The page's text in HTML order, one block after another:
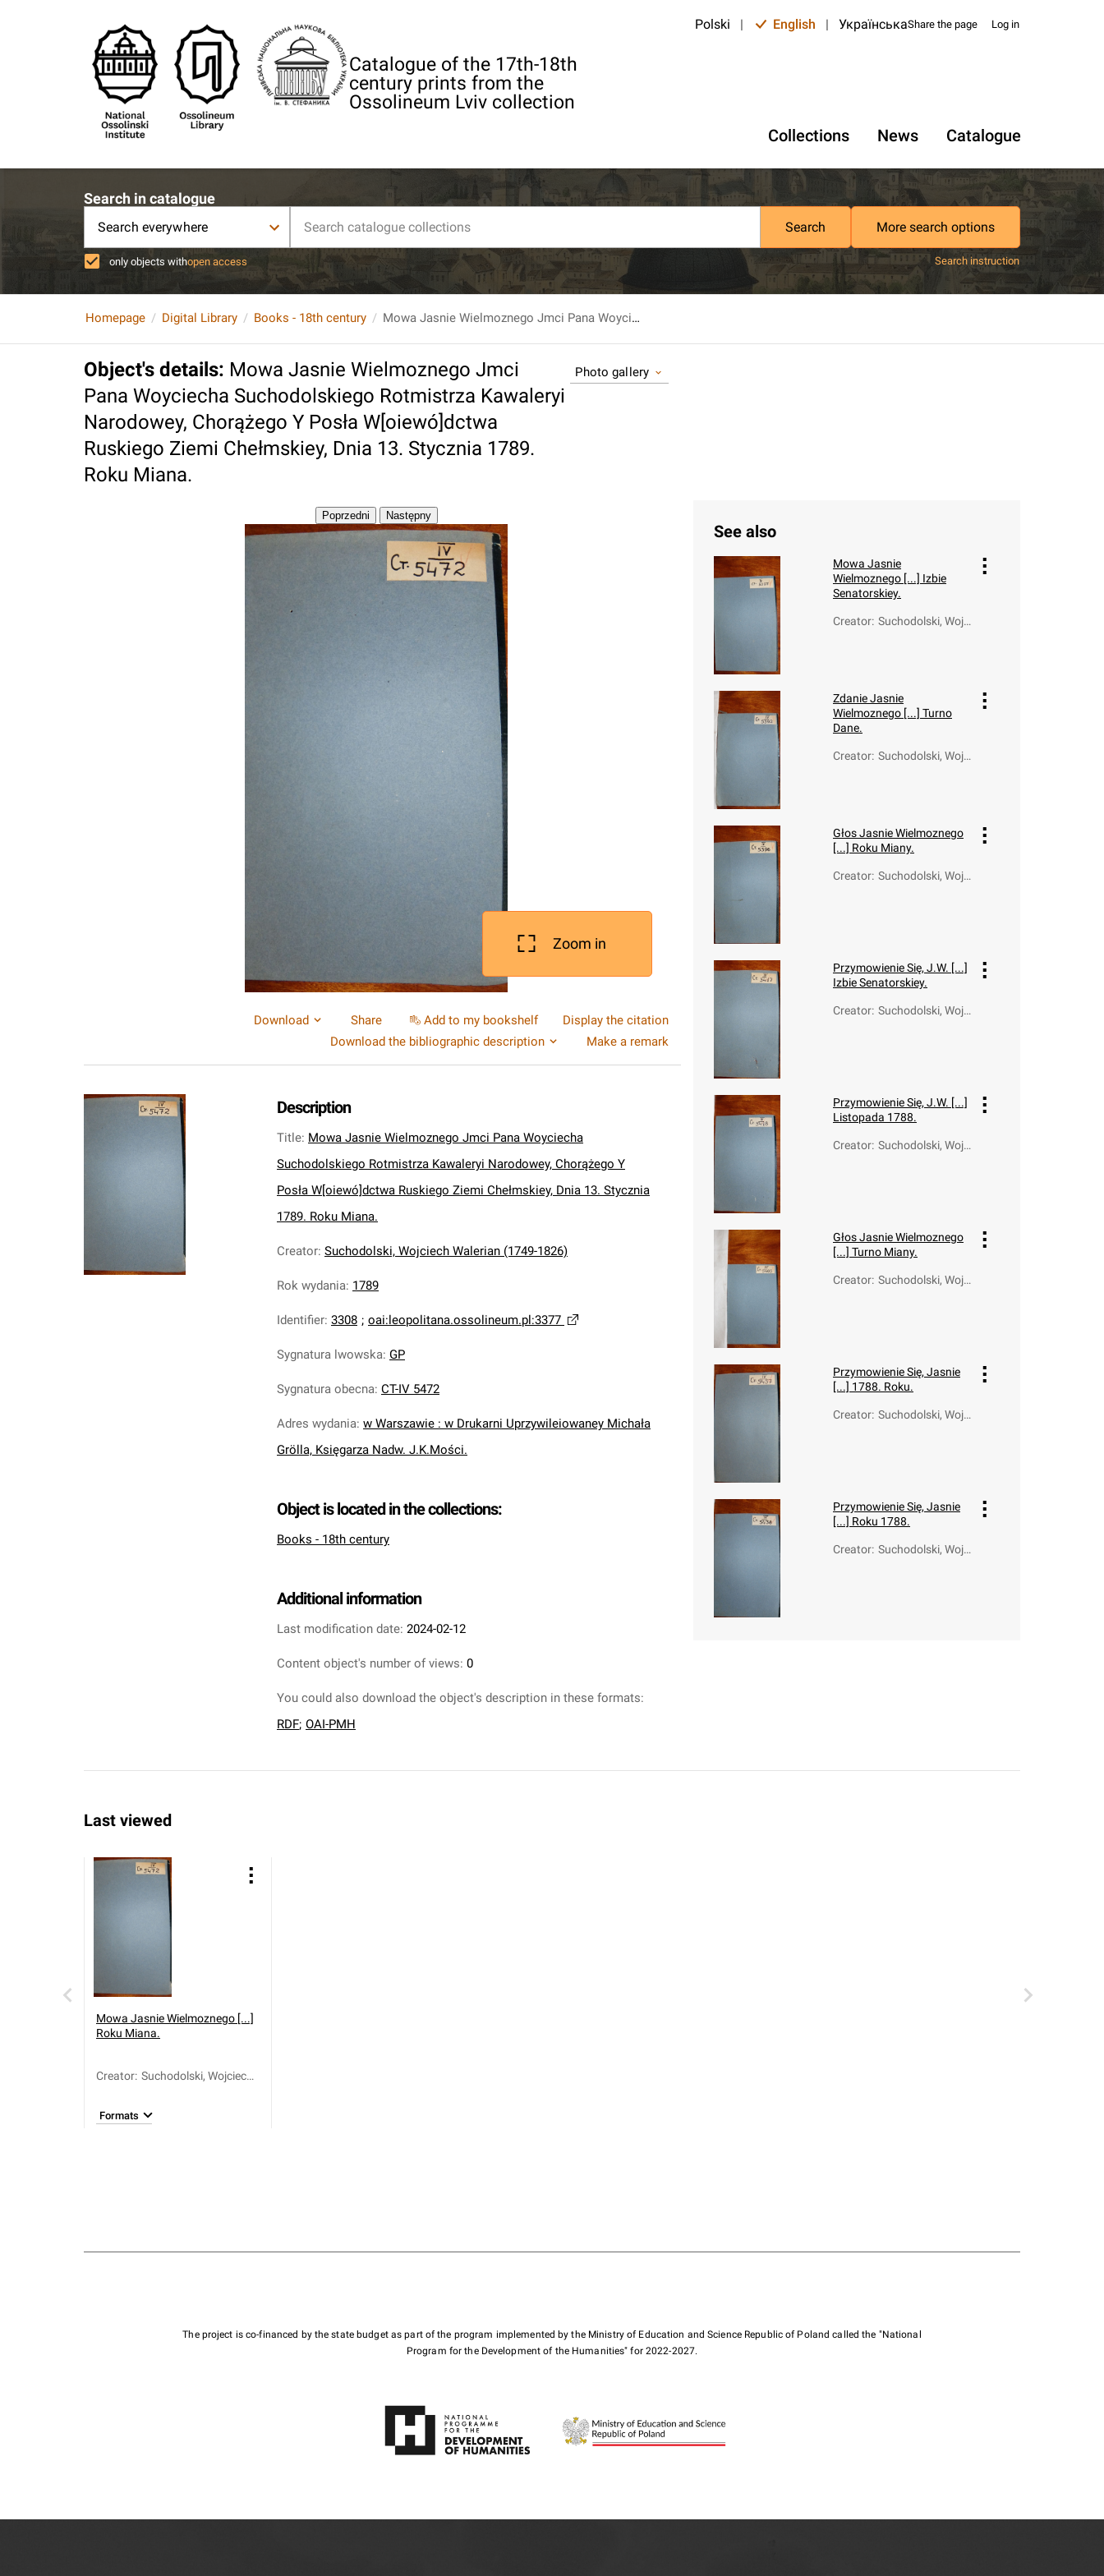
Catalogue of the 17th-18th
century prints from the
Ossolineum Lviv collection
Polski | English | УкраїнськаShare the page Log in
Collections News Catalogue
Search in catalogue
Search everywhere Search More search options
only objects withopen access Search instruction
Homepage Digital Library Books - 18th century Mowa Jasnie Wielmoznego Jmci Pana Woyciecha Suchodolskiego Rotmistrza Kawaleryi Narodowey, Chorążego Y Posła W[oiewó]dctwa Ruskiego Ziemi Chełmskiey, Dnia 13. Stycznia 1789. Roku Miana.
Object's details: Mowa Jasnie Wielmoznego Jmci
Pana Woyciecha Suchodolskiego Rotmistrza Kawaleryi
Narodowey, Chorążego Y Posła W[oiewó]dctwa
Ruskiego Ziemi Chełmskiey, Dnia 13. Stycznia 1789.
Roku Miana.
Photo gallery
Zoom in
Download Share Add to my bookshelf
Display the citation
Download the bibliographic description
Make a remark
Description
Title: Mowa Jasnie Wielmoznego Jmci Pana Woyciecha
Suchodolskiego Rotmistrza Kawaleryi Narodowey, Chorążego Y
Posła W[oiewó]dctwa Ruskiego Ziemi Chełmskiey, Dnia 13. Stycznia
1789. Roku Miana.
Creator: Suchodolski, Wojciech Walerian (1749-1826)
Rok wydania: 1789
Identifier: 3308 ; oai:leopolitana.ossolineum.pl:3377
Sygnatura lwowska: GP
Sygnatura obecna: CT-IV 5472
Adres wydania: w Warszawie : w Drukarni Uprzywileiowaney Michała
Grölla, Księgarza Nadw. J.K.Mości.
Object is located in the collections:
Books - 18th century
Additional information
Last modification date: 2024-02-12
Content object's number of views: 0
You could also download the object's description in these formats:
RDF; OAI-PMH
See also
Mowa Jasnie
Wielmoznego [...] Izbie
Senatorskiey.
Creator: Suchodolski, Wojc
Zdanie Jasnie
Wielmoznego [...] Turno
Dane.
Creator: Suchodolski, Wojc
Głos Jasnie Wielmoznego
[...] Roku Miany.
Creator: Suchodolski, Wojc
Przymowienie Się, J.W. [...]
Izbie Senatorskiey.
Creator: Suchodolski, Wojc
Przymowienie Się, J.W. [...]
Listopada 1788.
Creator: Suchodolski, Wojc
Głos Jasnie Wielmoznego
[...] Turno Miany.
Creator: Suchodolski, Wojc
Przymowienie Się, Jasnie
[...] 1788. Roku.
Creator: Suchodolski, Wojc
Przymowienie Się, Jasnie
[...] Roku 1788.
Creator: Suchodolski, Wojc
Last viewed
Mowa Jasnie Wielmoznego [...]
Roku Miana.
Creator: Suchodolski, Wojciech
Formats
The project is co-financed by the state budget as part of the program implemented by the Ministry of Education and Science Republic of Poland called the "National
Program for the Development of the Humanities" for 2022-2027.